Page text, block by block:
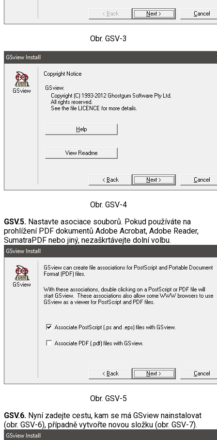
Obr. GSV-3
Obr. GSV-4
GSV.5. Nastavte asociace souborů. Pokud používáte na
prohlížení PDF dokumentů Adobe Acrobat, Adobe Reader,
SumatraPDF nebo jiný, nezaškrtávejte dolní volbu.
Obr. GSV-5
GSV.6. Nyní zadejte cestu, kam se má GSview nainstalovat
(obr. GSV-6), případně vytvořte novou složku (obr. GSV-7).